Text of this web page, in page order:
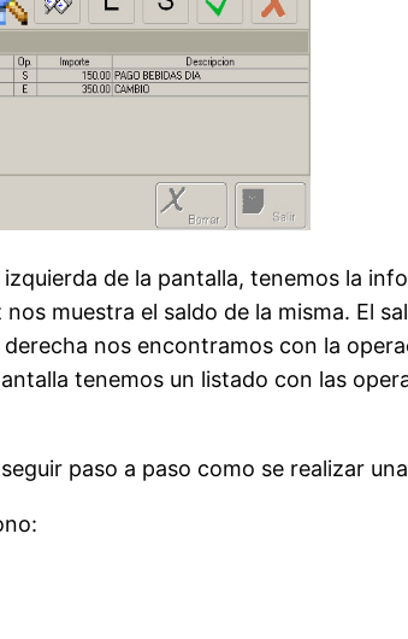
de la pantalla, tenemos la
muestra el saldo de la misma. El
nos encontramos con la
tenemos un listado con las
paso a paso como se realizar